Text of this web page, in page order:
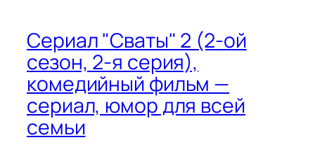
Сериал "Сваты" 2 (2-ой
сезон, 2-я серия),
комедийный фильм —
сериал, юмор для всей
семьи